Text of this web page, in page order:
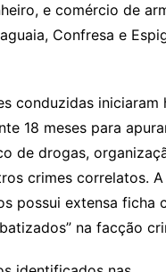
e comércio de
Confresa e
conduzidas iniciaram
18 meses para
de drogas,
crimes correlatos.
possui extensa ficha
na facção